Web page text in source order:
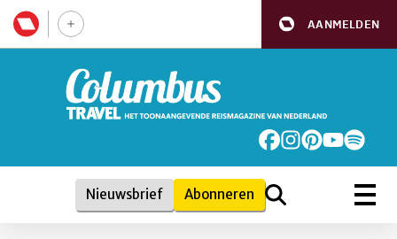
AANMELDEN
Nieuwsbrief Abonneren